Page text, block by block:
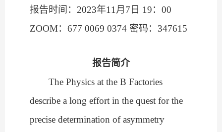
报告时间： 2023年11 月 7 日 19： 00
ZOOM： 677 0069 0374 密码： 347615
报告简介
The Physics at the B Factories
describe a long effort in the quest for the
precise determination of asymmetry